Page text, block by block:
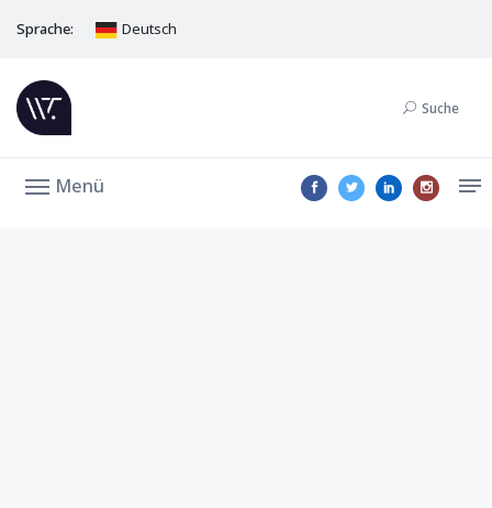
Sprache: Deutsch
Suche
Menü